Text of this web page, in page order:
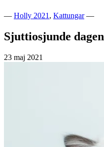
— Holly 2021 , Kattungar—
Sjuttiosjunde dagen
23 maj 2021